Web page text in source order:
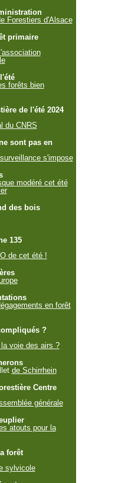
Forestiers d'Alsace
primaire
forêts bien
de l'été 2024
du CNRS
sont pas en
s'impose
modéré cet été
des bois
135
de cet été !
en forêt
?
voie des airs ?
de Schirrhein
Centre
générale
atouts pour la
forêt
sylvicole